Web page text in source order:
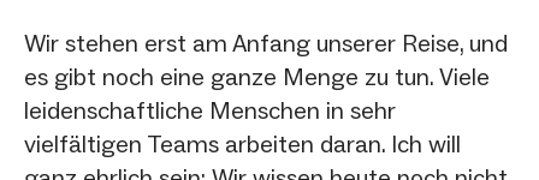
Wir stehen erst am Anfang unserer Reise, und
es gibt noch eine ganze Menge zu tun. Viele
leidenschaftliche Menschen in sehr
vielfältigen Teams arbeiten daran. Ich will